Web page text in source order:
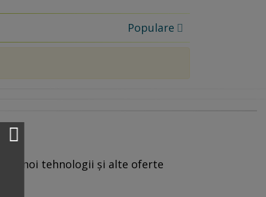
Populare
noi tehnologii și alte oferte